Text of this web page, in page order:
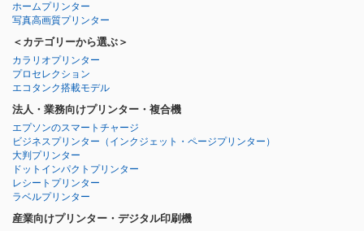
ホームプリンター
写真高画質プリンター
＜カテゴリーから選ぶ＞
カラリオプリンター
プロセレクション
エコタンク搭載モデル
法人・業務向けプリンター・複合機
エプソンのスマートチャージ
ビジネスプリンター （インクジェット・ページプリンター）
大判プリンター
ドットインパクトプリンター
レシートプリンター
ラベルプリンター
産業向けプリンター・デジタル印刷機